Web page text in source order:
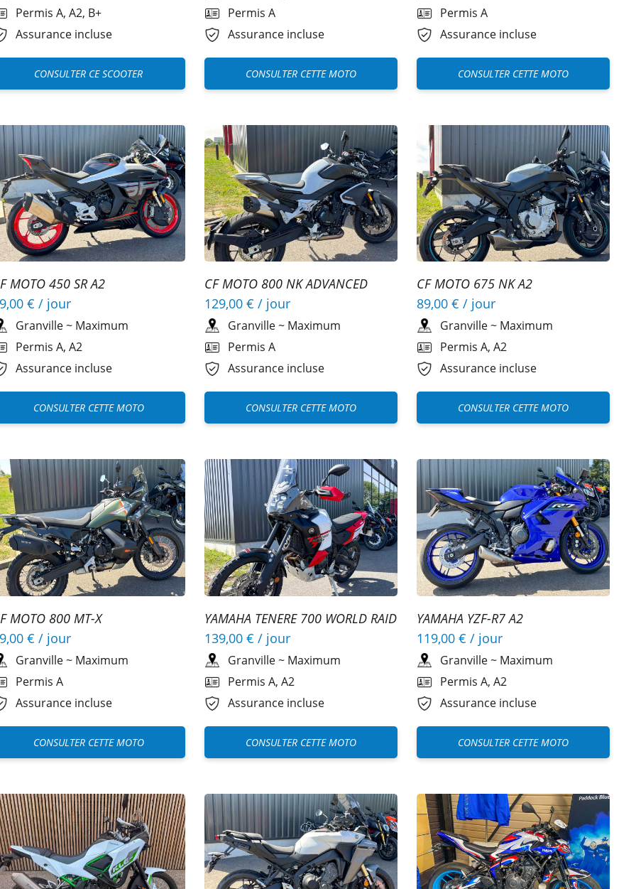
Permis A, A2, B+
Assurance incluse
CONSULTER CE SCOOTER
Permis A
Assurance incluse
CONSULTER CETTE MOTO
Permis A
Assurance incluse
CONSULTER CETTE MOTO
MOTO 450 SR A2
€ / jour
Granville~ Maximum
Permis A, A2
Assurance incluse
CONSULTER CETTE MOTO
CF MOTO 800 NK ADVANCED
129,00 € / jour
Granville~ Maximum
Permis A
Assurance incluse
CONSULTER CETTE MOTO
CF MOTO 675 NK A2
89,00 € / jour
Granville~ Maximum
Permis A, A2
Assurance incluse
CONSULTER CETTE MOTO
MOTO 800 MT-X
€ / jour
Granville~ Maximum
Permis A
Assurance incluse
CONSULTER CETTE MOTO
YAMAHA TENERE 700 WORLD RAID
A2
139,00 € / jour
Granville~ Maximum
Permis A, A2
Assurance incluse
CONSULTER CETTE MOTO
YAMAHA YZF-R7 A2
119,00 € / jour
Granville~ Maximum
Permis A, A2
Assurance incluse
CONSULTER CETTE MOTO